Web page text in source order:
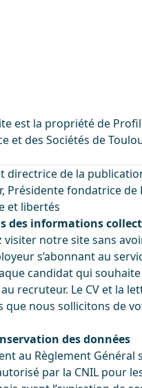
est la propriété de
et des Sociétés de
directrice de la
Présidente fondatrice de
et libertés
des informations
visiter notre site sans
s’abonnant au
candidat qui
recruteur. Le CV et la
nous sollicitons de
des données
au Règlement Général
par la CNIL pour